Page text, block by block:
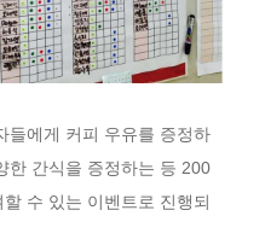
들에게 커피 우유를 증정하
한 간식을 증정하는 등 200
수 있는 이벤트로 진행되